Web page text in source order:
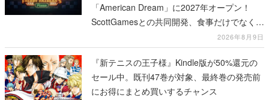
「American Dream」に2027年オープン！
ScottGamesとの共同開発、食事だけでなくス
テージショーや没入型のホラー体験も楽しめ
る
2026年8月9日
『新テニスの王子様』Kindle版が50%還元の
セール中。既刊47巻が対象、最終巻の発売前
にお得にまとめ買いするチャンス